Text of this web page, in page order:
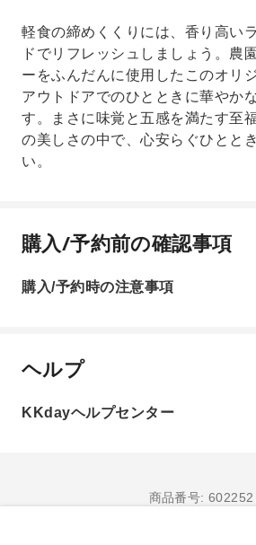
軽食の締めくくりには、香り高い
ドでリフレッシュしましょう。農
ーをふんだんに使用したこのオリ
アウトドアでのひとときに華やか
す。まさに味覚と五感を満たす至
の美しさの中で、心安らぐひとと
い。
購入/予約前の確認事項
購入/予約時の注意事項
ヘルプ
KKdayヘルプセンター
商品番号: 602252